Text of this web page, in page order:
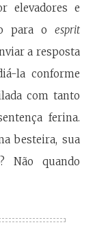
elevadores e
para o esprit
a resposta
la conforme
com tanto
ferina.
besteira, sua
Não quando